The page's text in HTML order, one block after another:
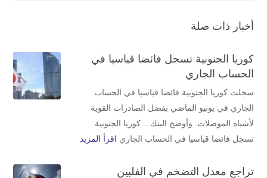
أخبار ذات صلة
كوريا الجنوبية تسجل فائضا قياسيا في
الحساب الجاري
سجلت كوريا الجنوبية فائضا قياسيا في الحساب
الجاري في يونيو الماضي بفضل الصادرات ‌القوية
لأشباه الموصلات. وأوضح البنك... كوريا الجنوبية
تسجل فائضا قياسيا في الحساب الجاري اقرأ المزيد
تراجع معدل التضخم في الفلبين